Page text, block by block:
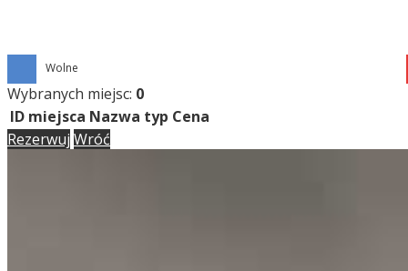
Wolne
Wybranych miejsc: 0
ID miejsca Nazwa typ Cena
Rezerwuj Wróć